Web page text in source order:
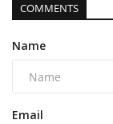
COMMENTS
Name
Email